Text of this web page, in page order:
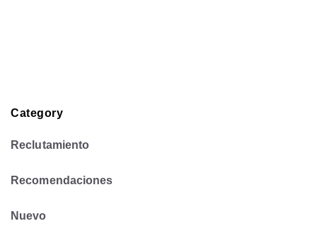
Category
Reclutamiento
Recomendaciones
Nuevo